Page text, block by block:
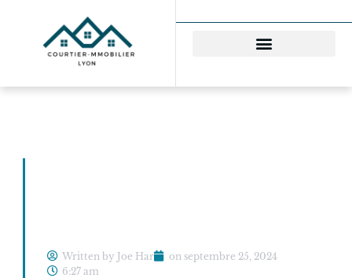
Written by Joe Har on septembre 25, 2024
6:27 am